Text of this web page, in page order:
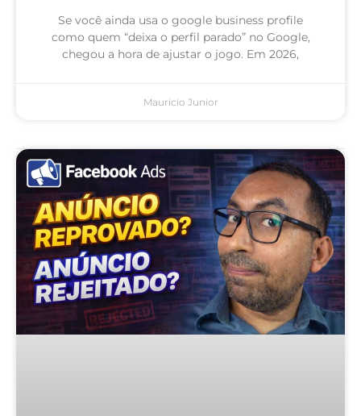
Se você ainda usa o google business profile
como quem “deixa o perfil parado” no Google,
chegou a hora de ajustar o jogo. Em 2026,
Mauricio Junior